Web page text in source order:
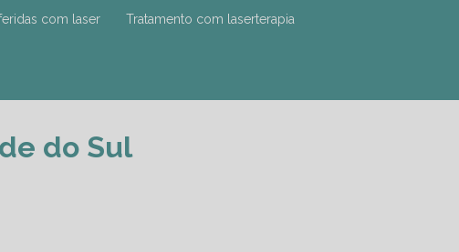
com laser Tratamento com laserterapia
do Sul